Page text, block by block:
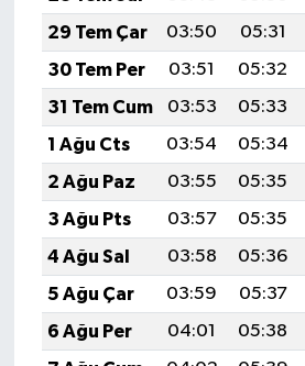
29 Tem Çar
03:50 05:31
30 Tem Per
03:51 05:32
31 Tem Cum
03:53 05:33
1 Ağu Cts
03:54 05:34
2 Ağu Paz
03:55 05:35
3 Ağu Pts
03:57 05:35
4 Ağu Sal
03:58 05:36
5 Ağu Çar
03:59 05:37
6 Ağu Per
04:01 05:38